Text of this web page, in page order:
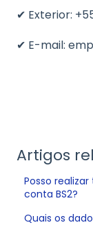
✔ Exterior:
✔ E-mail:
Artigos
Posso
conta BS2?
Quais os